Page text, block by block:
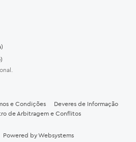
e Condições
Deveres de Informação
de Arbitragem e Conflitos
Powered byWebsystems